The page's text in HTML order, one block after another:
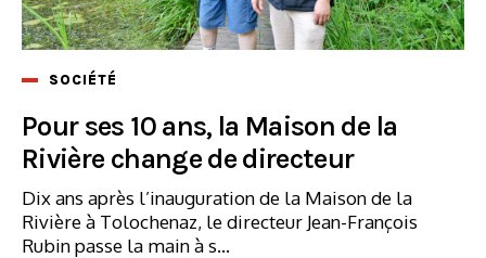
SOCIÉTÉ
Pour ses 10 ans, la Maison de la
Rivière change de directeur
Dix ans après l’inauguration de la Maison de la
Rivière à Tolochenaz, le directeur Jean-François
Rubin passe la main à s...